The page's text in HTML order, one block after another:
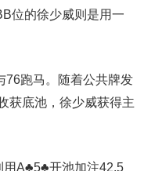
位的徐少威则是用一
76跑马。随着公共牌发
获底池，徐少威获得主
用A♣️5♣️开池加注42.5